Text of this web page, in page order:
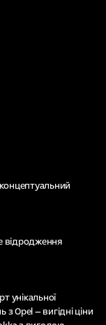
відродження
унікальної
з Opel — вигідні ціни